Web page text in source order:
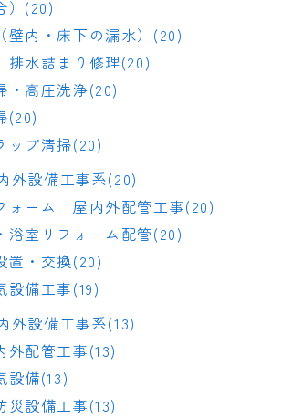
）(20)
壁内・床下の漏水）(20)
水詰まり修理(20)
・高圧洗浄(20)
(20)
ップ清掃(20)
外設備工事系(20)
ォーム 屋内外配管工事(20)
浴室リフォーム配管(20)
置・交換(20)
設備工事(19)
外設備工事系(13)
配管工事(13)
設備(13)
災設備工事(13)